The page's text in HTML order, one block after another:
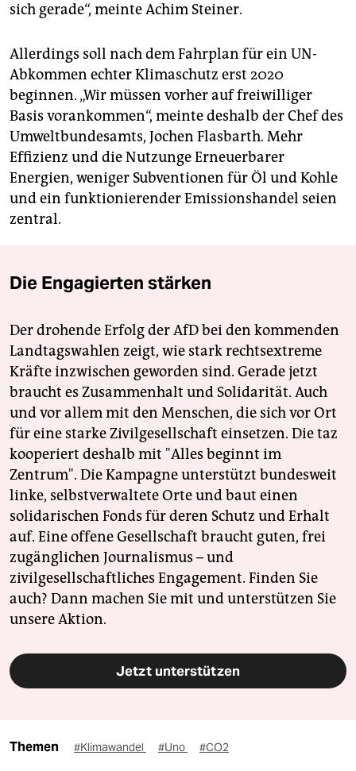
sich gerade“, meinte Achim Steiner.
Allerdings soll nach dem Fahrplan für ein UN-
Abkommen echter Klimaschutz erst 2020
beginnen. „Wir müssen vorher auf freiwilliger
Basis vorankommen“, meinte deshalb der Chef des
Umweltbundesamts, Jochen Flasbarth. Mehr
Effizienz und die Nutzunge Erneuerbarer
Energien, weniger Subventionen für Öl und Kohle
und ein funktionierender Emissionshandel seien
zentral.
Die Engagierten stärken
Der drohende Erfolg der AfD bei den kommenden
Landtagswahlen zeigt, wie stark rechtsextreme
Kräfte inzwischen geworden sind. Gerade jetzt
braucht es Zusammenhalt und Solidarität. Auch
und vor allem mit den Menschen, die sich vor Ort
für eine starke Zivilgesellschaft einsetzen. Die taz
kooperiert deshalb mit "Alles beginnt im
Zentrum". Die Kampagne unterstützt bundesweit
linke, selbstverwaltete Orte und baut einen
solidarischen Fonds für deren Schutz und Erhalt
auf. Eine offene Gesellschaft braucht guten, frei
zugänglichen Journalismus – und
zivilgesellschaftliches Engagement. Finden Sie
auch? Dann machen Sie mit und unterstützen Sie
unsere Aktion.
Jetzt unterstützen
Themen #Klimawandel #Uno #CO2